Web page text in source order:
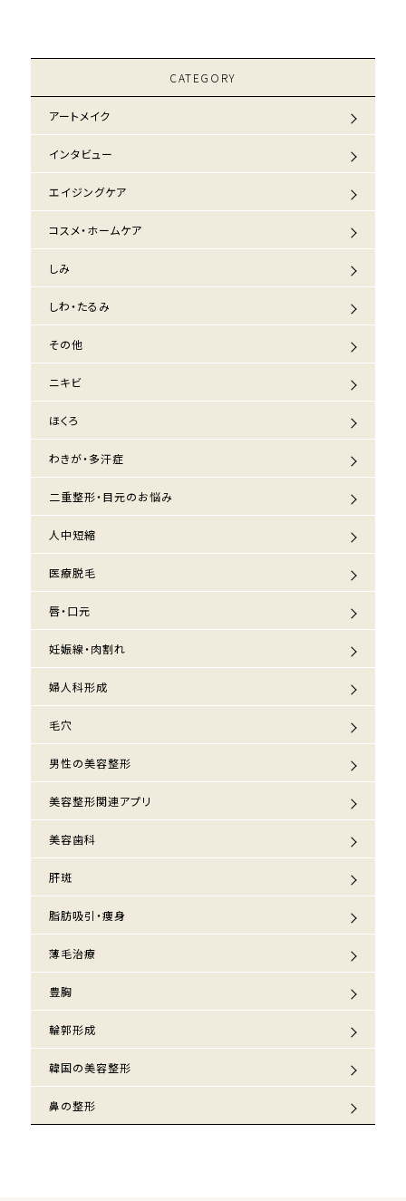
CATEGORY
アートメイク
インタビュー
エイジングケア
コスメ・ホームケア
しみ
しわ・たるみ
その他
ニキビ
ほくろ
わきが・多汗症
二重整形・目元のお悩み
人中短縮
医療脱毛
唇・口元
妊娠線・肉割れ
婦人科形成
毛穴
男性の美容整形
美容整形関連アプリ
美容歯科
肝斑
脂肪吸引・痩身
薄毛治療
豊胸
輪郭形成
韓国の美容整形
鼻の整形